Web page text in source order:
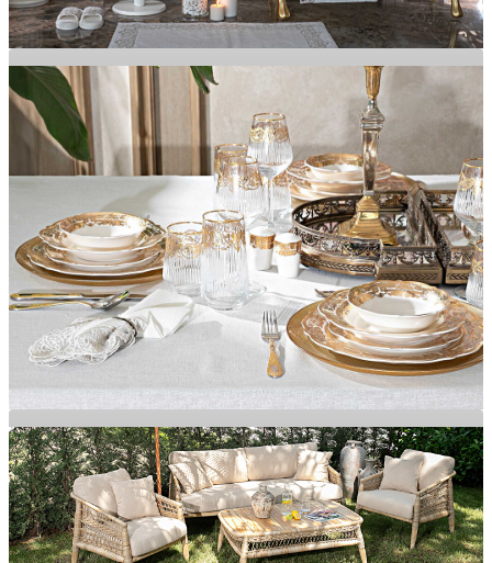
Banyonuza Şıklık Katacak Ürünler
BANYO